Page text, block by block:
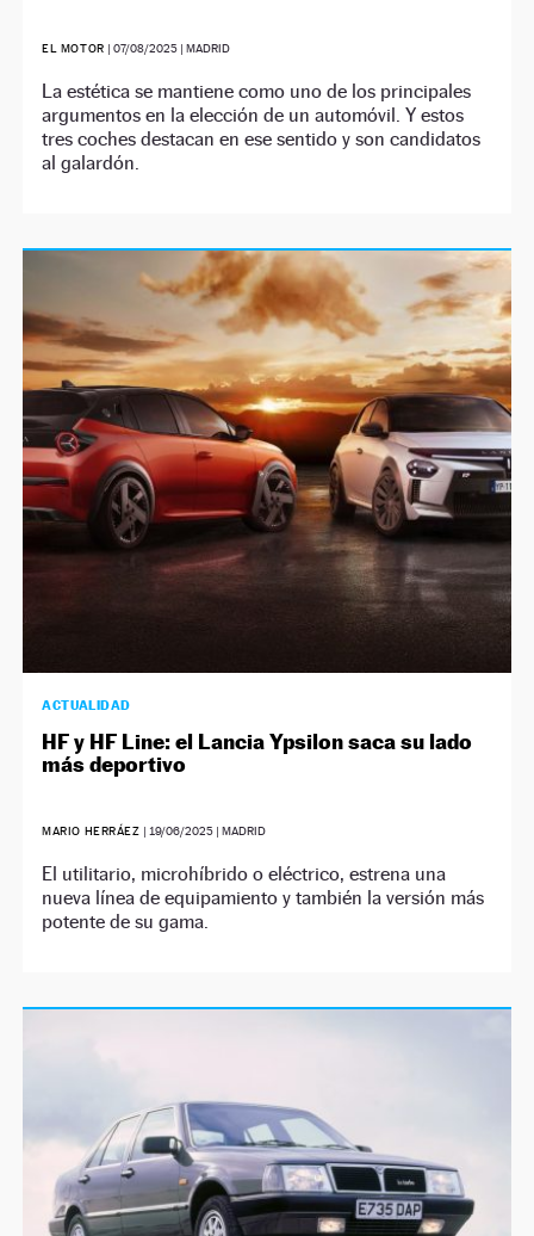
EL MOTOR |07/08/2025 | MADRID
La estética se mantiene como uno de los principales
argumentos en la elección de un automóvil. Y estos
tres coches destacan en ese sentido y son candidatos
al galardón.
ACTUALIDAD
HF y HF Line: el Lancia Ypsilon saca su lado
más deportivo
MARIO HERRÁEZ | 19/06/2025 | MADRID
El utilitario, microhíbrido o eléctrico, estrena una
nueva línea de equipamiento y también la versión más
potente de su gama.